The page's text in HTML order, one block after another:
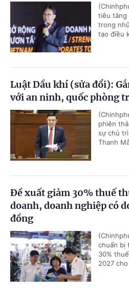
tiêu tăng
trong
tạo điều
Luật Dầu khí (sửa đổi):
với an ninh, quốc phòng
phiên
sự chủ
Thanh
Đề xuất giảm 30% thuế
doanh, doanh nghiệp có
đồng
chuẩn bị
30%
2027